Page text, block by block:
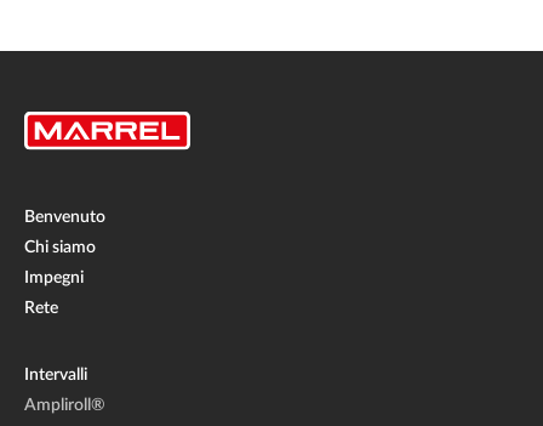
Benvenuto
Chi siamo
Impegni
Rete
Intervalli
Ampliroll®